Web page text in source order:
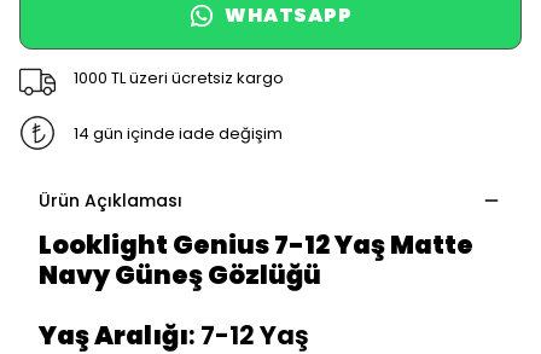
WHATSAPP
1000 TL üzeri ücretsiz kargo
14 gün içinde iade değişim
Ürün Açıklaması
Looklight Genius 7-12 Yaş Matte
Navy Güneş Gözlüğü
Yaş Aralığı: 7-12 Yaş